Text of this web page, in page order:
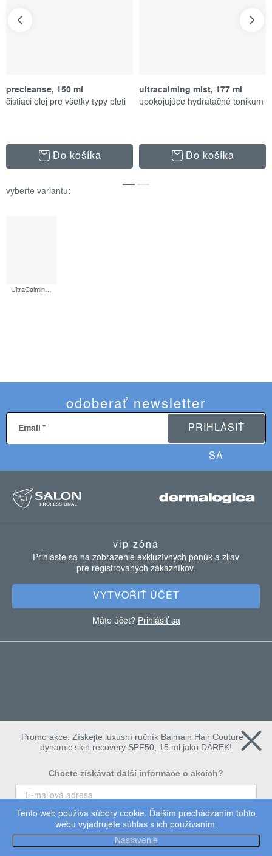
Tento web používa súbory cookie. Ďalším prechádzaním tohto
webu vyjadrujete súhlas s ich používaním.
Nastavenie
precleanse, 150 ml
čistiaci olej pre všetky typy pleti
Do košíka
ultracalming mist, 177 ml
upokojujúce hydratačné tonikum
Do košíka
UltraCalming Cleanser, 250 ml
odoberať newsletter
Email PRIHLÁSIŤ
SA
vip zóna
Prihláste sa na zobrazenie exkluzívnych ponúk a zliav
pre registrovaných zákazníkov.
VYTVOŘIŤ ÚČET
Máte účet? Prihlásiť sa
Copyright 2026dermalogica. Všetky práva vyhradené.
Upraviť nastavenie cookies
Promo akce: Získejte luxusní ručník Balmain Hair Couture +
dynamic skin recovery SPF50, 15 ml jako DÁREK!
Chcete získávat další informace o akcích?
To chci